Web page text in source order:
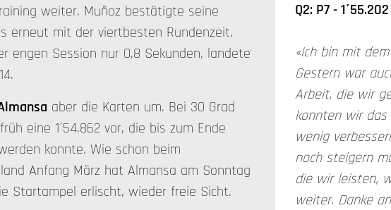
weiter. Muñoz bestätigte seine
erneut mit der viertbesten Rundenzeit.
engen Session nur 0,8 Sekunden, landete
aber die Karten um. Bei 30 Grad
eine 1´54.862 vor, die bis zum Ende
konnte. Wie schon beim
Anfang März hat Almansa am Sonntag
Startampel erlischt, wieder freie Sicht.
Q2: P7 -
«Ich bin mit
Gestern war
Arbeit, die wir
konnten wir
wenig
noch steigern
die wir leisten,
weiter. Danke